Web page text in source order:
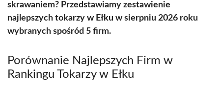
skrawaniem? Przedstawiamy zestawienie
najlepszych tokarzy w Ełku w sierpniu 2026 roku
wybranych spośród 5 firm.
Porównanie Najlepszych Firm w
Rankingu Tokarzy w Ełku